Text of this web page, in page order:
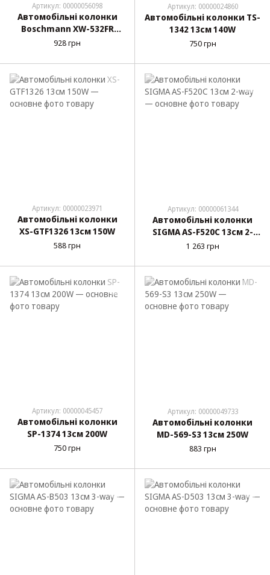
Артикул: 00000056098
Автомобільні колонки
Boschmann XW-532FR
13см 250W
928 грн
Артикул: 00000024860
Автомобільні колонки TS-
1342 13см 140W
750 грн
Артикул: 00000023971
Автомобільні колонки
XS-GTF1326 13см 150W
588 грн
Артикул: 00000061344
Автомобільні колонки
SIGMA AS-F520C 13см 2-
way
1 263 грн
Артикул: 00000045457
Автомобільні колонки
SP-1374 13см 200W
750 грн
Артикул: 00000049733
Автомобільні колонки
MD-569-S3 13см 250W
883 грн